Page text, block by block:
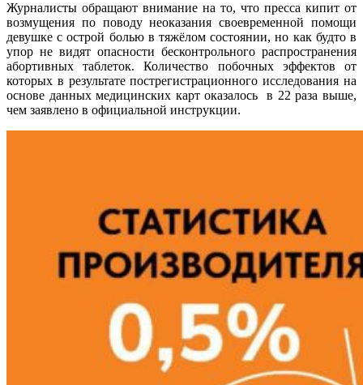
Журналисты обращают внимание на то, что пресса кипит от
возмущения по поводу неоказания своевременной помощи
девушке с острой болью в тяжёлом состоянии, но как будто в
упор не видят опасности бесконтрольного распространения
абортивных таблеток. Количество побочных эффектов от
которых в результате пострегистрационного исследования на
основе данных медицинских карт оказалось в 22 раза выше,
чем заявлено в официальной инструкции.